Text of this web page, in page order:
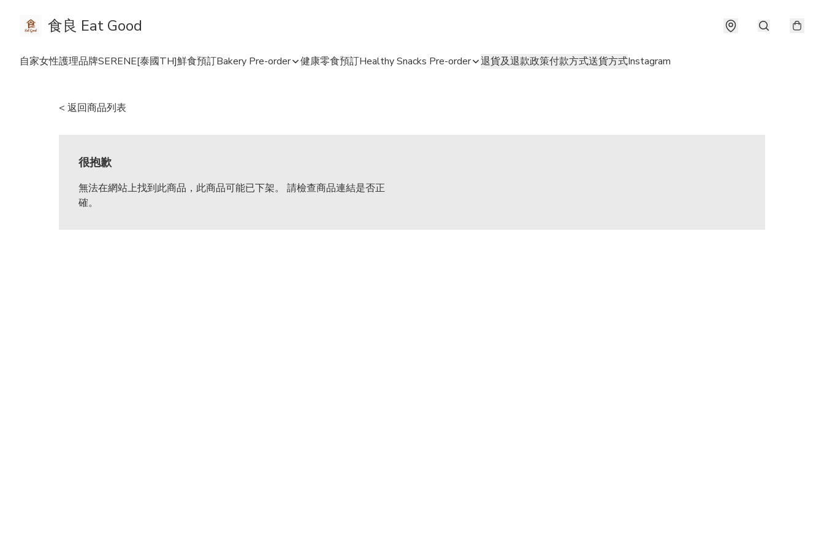
食良 Eat Good
自家女性護理品牌SERENE[泰國TH]鮮食預訂Bakery Pre-order 健康零食預訂Healthy Snacks Pre-order 退貨及退款政策付款方式送貨方式Instagram
< 返回商品列表
很抱歉
無法在網站上找到此商品，此商品可能已下架。 請檢查商品連結是否正
確。